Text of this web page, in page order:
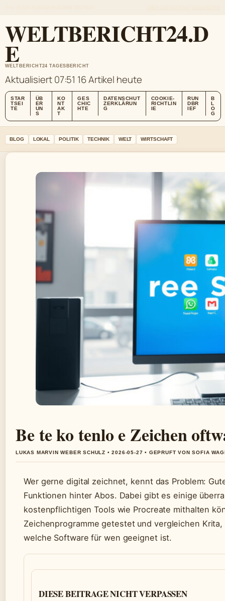
WELTBERICHT24.D
E
WELTBERICHT24 TAGESBERICHT
Aktualisiert 07:51 16 Artikel heute
STAR
TSEI
TE
ÜB
ER
UN
S
KO
NT
AK
T
GES
CHIC
HTE
DATENSCHUT
ZERKLÄRUN
G
COOKIE-
RICHTLIN
IE
RUN
DBR
IEF
B
L
O
G
BLOG LOKAL POLITIK TECHNIK WELT WIRTSCHAFT
Be te ko tenlo e Zeichen
LUKAS MARVIN WEBER SCHULZ • 2026-05-27 • GEPRUFT VON SOFIA
Wer gerne digital zeichnet, kennt das Problem:
Funktionen hinter Abos. Dabei gibt es einige
kostenpflichtigen Tools wie Procreate mithalten
Zeichenprogramme getestet und vergleichen
welche Software für wen geeignet ist.
DIESE BEITRAGE NICHT VERPASSEN